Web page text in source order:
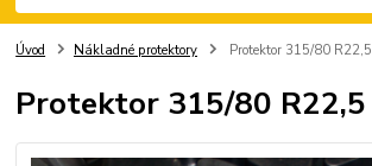
Úvod Nákladné protektory Protektor 315/80
Protektor 315/80